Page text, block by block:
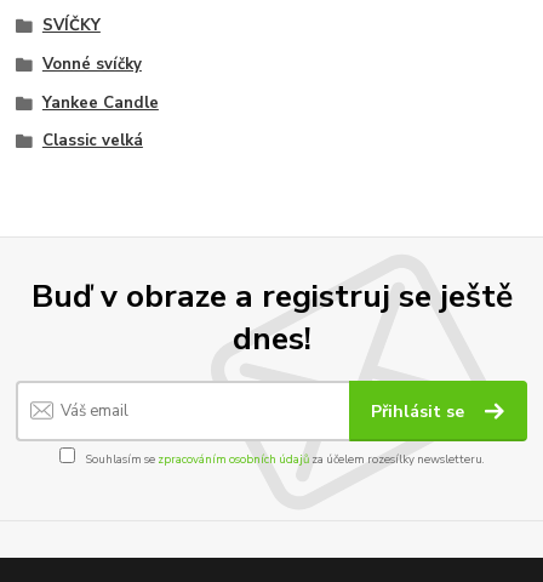
SVÍČKY
Vonné svíčky
Yankee Candle
Classic velká
Buď v obraze a registruj se ještě
dnes!
Přihlásit se
Souhlasím se zpracováním osobních údajůza účelem rozesílky newsletteru.